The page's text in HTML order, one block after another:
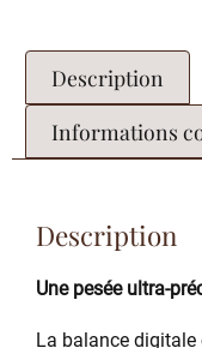
Description
Informations
Description
Une pesée ultra-
La balance digitale